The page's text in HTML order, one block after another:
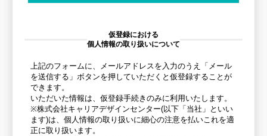
仮登録における
個人情報の取り扱いについて
上記のフォームに、メールアドレスを入力のうえ「メール
を送信する」ボタンを押していただくと仮登録することが
できます。
いただいた情報は、仮登録手続きのみに利用いたします。
※株式会社キャリアデザインセンター(以下「当社」といい
ます)は、個人情報の取り扱いに細心の注意を払いこれを適
正に取り扱います。